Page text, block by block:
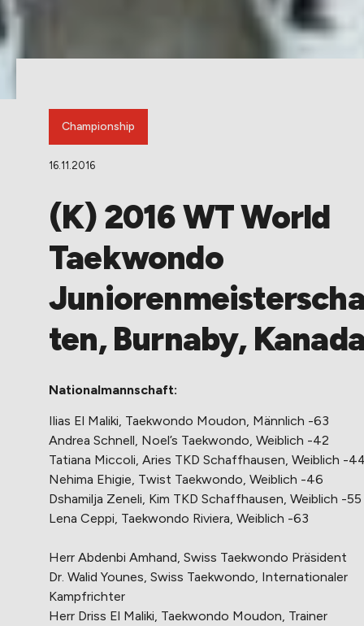
Championship
16.11.2016
(K) 2016 WT World
Taekwondo
ten, Burnaby,
Nationalmannschaft:
Ilias El Maliki, Taekwondo Moudon, Männlich -63
Andrea Schnell, Noel’s Taekwondo, Weiblich -42
Tatiana Miccoli, Aries TKD Schaffhausen, Weiblich -
Nehima Ehigie, Twist Taekwondo, Weiblich -46
Dshamilja Zeneli, Kim TKD Schaffhausen, Weiblich -55
Lena Ceppi, Taekwondo Riviera, Weiblich -63
Herr Abdenbi Amhand, Swiss Taekwondo Präsident
Dr. Walid Younes, Swiss Taekwondo, Internationaler
Kampfrichter
Herr Driss El Maliki, Taekwondo Moudon, Trainer